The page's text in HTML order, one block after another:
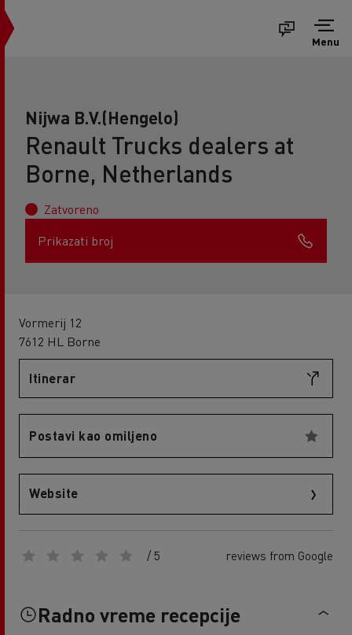
Menu
Nijwa B.V.(Hengelo)
Renault Trucks dealers at
Borne, Netherlands
Zatvoreno
Prikazati broj
Vormerij 12
7612 HL Borne
Itinerar
Postavi kao omiljeno
Website
/ 5 reviews from Google
Radno vreme recepcije